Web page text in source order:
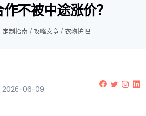
不被中途涨价？
定制指南 / 攻略文章 / 衣物护理
2026-06-09